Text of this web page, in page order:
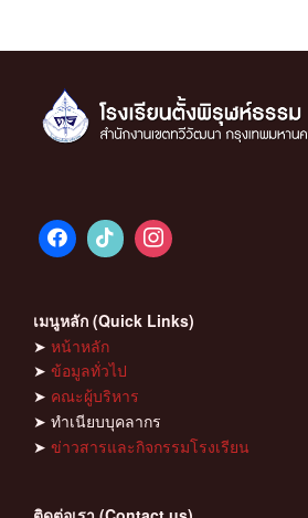
เมนูหลัก (Quick Links)
➤ หน้าหลัก
➤ ข้อมูลทั่วไป
➤ คณะผู้บริหาร
➤ ทำเนียบบุคลากร
➤ ข่าวสารและกิจกรรมโรงเรียน